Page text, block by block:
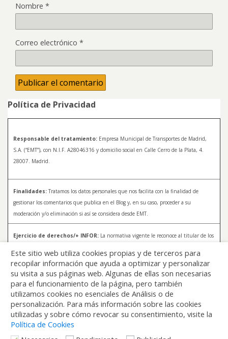
Nombre *
Correo electrónico *
Política de Privacidad
Responsable del tratamiento: Empresa Municipal de Transportes de Madrid,
S.A. (“EMT”), con N.I.F. A28046316 y domicilio social en Calle Cerro de la Plata, 4.
28007. Madrid.
Finalidades: Tratamos los datos personales que nos facilita con la finalidad de
gestionar los comentarios que publica en el Blog y, en su caso, proceder a su
moderación y/o eliminación si así se considera desde EMT.
Ejercicio de derechos/+ INFOR: La normativa vigente le reconoce al titular de los
rectificar y a solicitar la supresión de sus datos. Para más información sobre el
tratamiento de sus datos y la forma en que puede ejercer sus derechos, consulte la
Política de Privacidad de Blog EMT, disponible en:
blog.emtmadrid.es/politica-de-
privacidad
Este sitio web utiliza cookies propias y de terceros para
recopilar información que ayuda a optimizar y personalizar
su visita a sus páginas web. Algunas de ellas son necesarias
para el funcionamiento de la página, pero también
utilizamos cookies no esenciales de Análisis o de
personalización. Para más información sobre las cookies
utilizadas y sobre cómo revocar su consentimiento, visite la
Política de Cookies